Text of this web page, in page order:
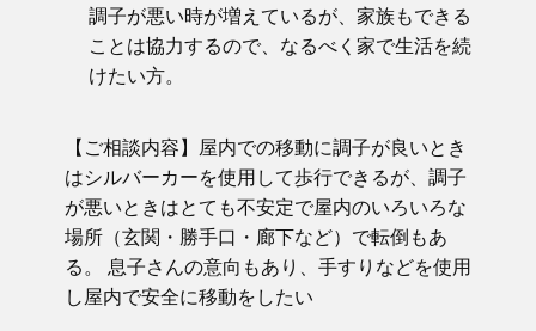
調子が悪い時が増えているが、家族もできる
ことは協力するので、なるべく家で生活を続
けたい方。
【ご相談内容】​屋内での移動に調子が良いとき
はシルバーカーを使用して歩行できるが、調子
が悪いときはとても不安定で屋内のいろいろな
場所（玄関・勝手口・廊下など）で転倒もあ
る。 息子さんの意向もあり、手すりなどを使用
し屋内で安全に移動をしたい